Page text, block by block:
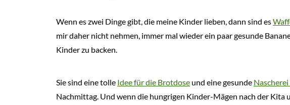
Wenn es zwei Dinge gibt, die meine Kinder lieben, dann sind es
mir daher nicht nehmen, immer mal wieder ein paar gesunde
Kinder zu backen.
Sie sind eine tolle Idee für die Brotdose und eine gesunde
Nachmittag. Und wenn die hungrigen Kinder-Mägen nach der Kita